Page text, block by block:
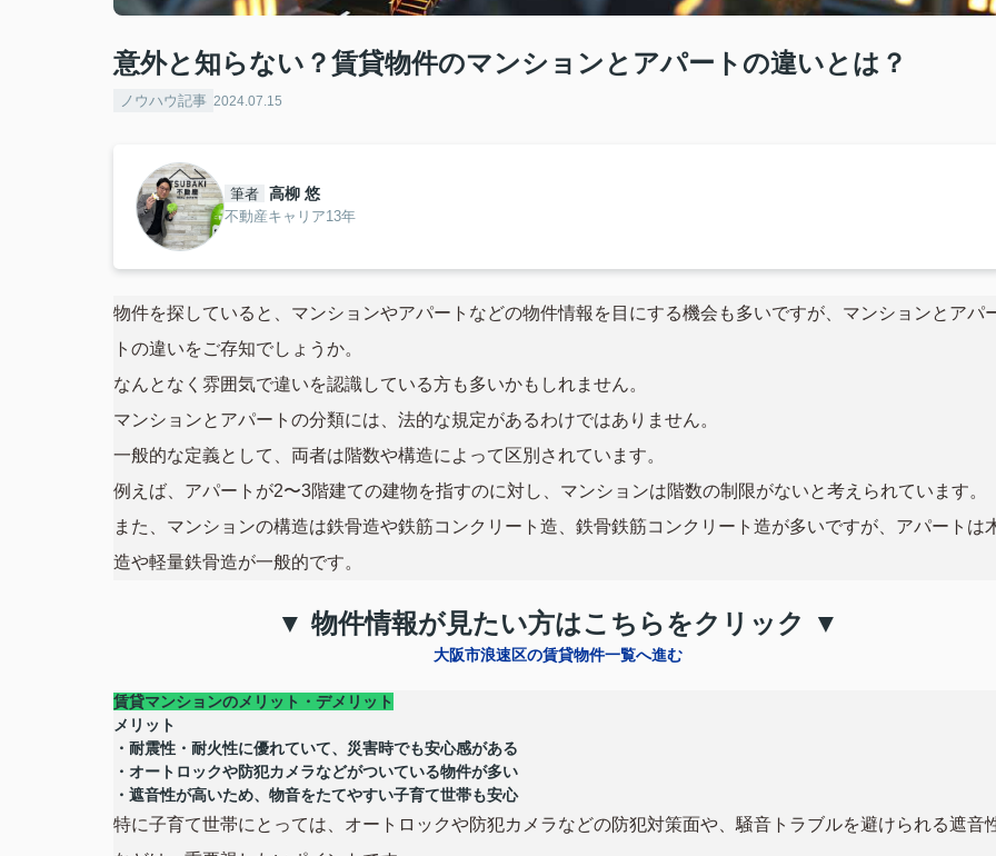
意外と知らない？賃貸物件のマンションとアパートの違いとは？
ノウハウ記事 2024.07.15
筆者 高柳 悠
不動産キャリア13年
物件を探していると、マンションやアパートなどの物件情報を目にする機会も多いですが、マンションとアパ
トの違いをご存知でしょうか。
なんとなく雰囲気で違いを認識している方も多いかもしれません。
マンションとアパートの分類には、法的な規定があるわけではありません。
一般的な定義として、両者は階数や構造によって区別されています。
例えば、アパートが2〜3階建ての建物を指すのに対し、マンションは階数の制限がないと考えられています。
また、マンションの構造は鉄骨造や鉄筋コンクリート造、鉄骨鉄筋コンクリート造が多いですが、アパートは
造や軽量鉄骨造が一般的です。
▼ 物件情報が見たい方はこちらをクリック ▼
大阪市浪速区の賃貸物件一覧へ進む
賃貸マンションのメリット・デメリット
メリット
・耐震性・耐火性に優れていて、災害時でも安心感がある
・オートロックや防犯カメラなどがついている物件が多い
・遮音性が高いため、物音をたてやすい子育て世帯も安心
特に子育て世帯にとっては、オートロックや防犯カメラなどの防犯対策面や、騒音トラブルを避けられる遮音